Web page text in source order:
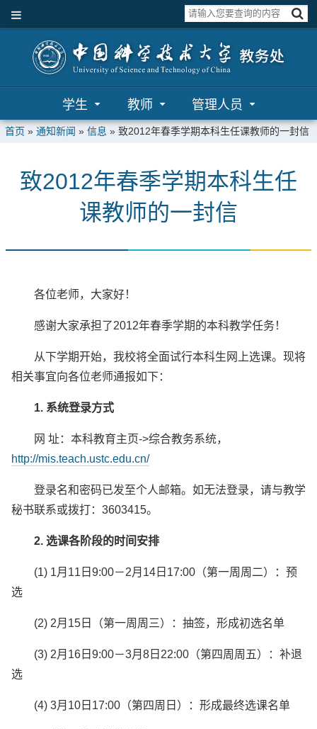
学生 教师 管理人员
首页 » 通知新闻 » 信息 » 致2012年春季学期本科生任课教师的一封信
致2012年春季学期本科生任
课教师的一封信
各位老师，大家好！
感谢大家承担了2012年春季学期的本科教学任务！
从下学期开始，我校将全面试行本科生网上选课。现将
相关事宜向各位老师通报如下：
1. 系统登录方式
网 址：本科教育主页->综合教务系统，
http://mis.teach.ustc.edu.cn/
登录名和密码已发至个人邮箱。如无法登录，请与教学
秘书联系或拨打：3603415。
2. 选课各阶段的时间安排
(1) 1月11日9:00－2月14日17:00（第一周周二）：预
选
(2) 2月15日（第一周周三）：抽签，形成初选名单
(3) 2月16日9:00－3月8日22:00（第四周周五）：补退
选
(4) 3月10日17:00（第四周日）：形成最终选课名单